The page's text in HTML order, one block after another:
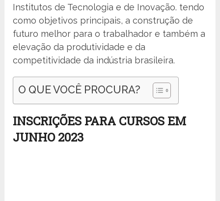
Institutos de Tecnologia e de Inovação. tendo
como objetivos principais, a construção de
futuro melhor para o trabalhador e também a
elevação da produtividade e da
competitividade da indústria brasileira.
O QUE VOCÊ PROCURA?
INSCRIÇÕES PARA CURSOS EM
JUNHO 2023